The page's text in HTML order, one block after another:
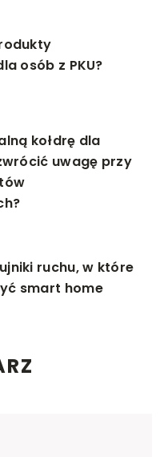
osób z PKU?
kołdrę dla
uwagę przy
ruchu, w które
smart home